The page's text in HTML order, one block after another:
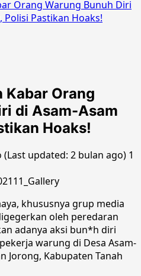
Orang Warung Bunuh Diri
Polisi Pastikan Hoaks!
Kabar Orang
di Asam-Asam
Hoaks!
(Last updated: 2 bulan ago) 1
khususnya grup media
oleh peredaran
adanya aksi bun*h diri
warung di Desa Asam-
Jorong, Kabupaten Tanah